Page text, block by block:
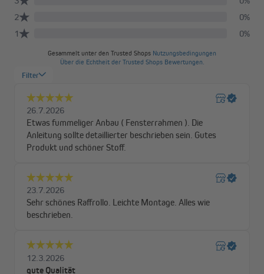
Das Geheimnis liegt im Design
Fensterdekorationen. Durch seine einzigartige Falttechnik ist es
mit keinem anderen Rollo zu verwechseln. Beim Hochziehen rollt
auf gleicher Höhe übereinander. Sobald das Fenster abgedeckt
ist, entsteht eine ebene, homogene Fläche.
Ein ungewöhnliches und zugleich sehr universelles Design - so
lassen sich die Faltrollos nach Maß beschreiben. Sie eignen sich
Das Raffrollo ist in vier Lichtdurchlässigkeitsstufen erhältlich:
Transparent
Verdunkelnd
Vollverdunkelnd